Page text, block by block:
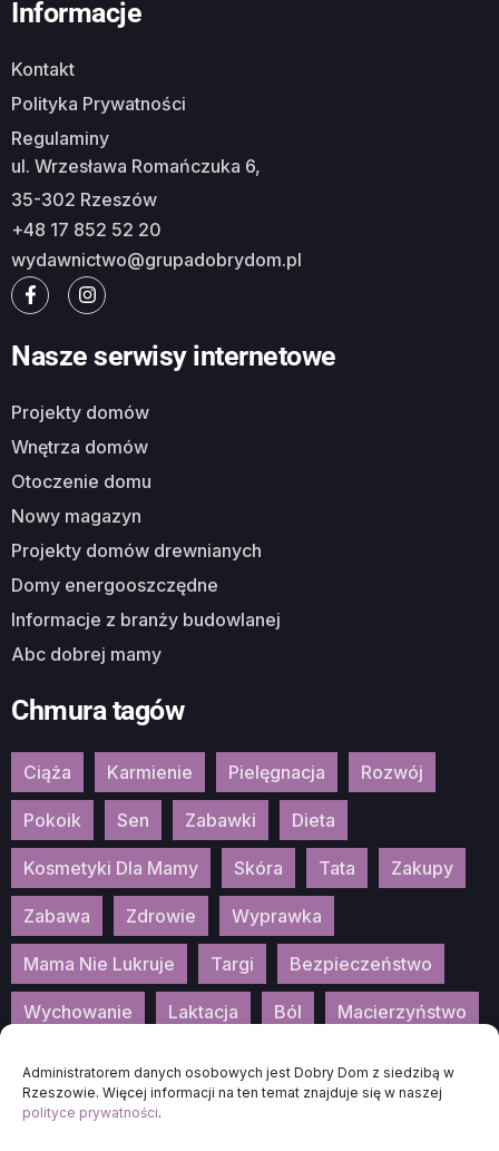
Administratorem danych osobowych jest Dobry Dom z siedzibą w
Rzeszowie. Więcej informacji na ten temat znajduje się w naszej
polityce prywatności.
Informacje
Kontakt
Polityka Prywatności
Regulaminy
ul. Wrzesława Romańczuka 6,
35-302 Rzeszów
+48 17 852 52 20
wydawnictwo@grupadobrydom.pl
Nasze serwisy internetowe
Projekty domów
Wnętrza domów
Otoczenie domu
Nowy magazyn
Projekty domów drewnianych
Domy energooszczędne
Informacje z branży budowlanej
Abc dobrej mamy
Chmura tagów
Ciąża Karmienie Pielęgnacja Rozwój
Pokoik Sen Zabawki Dieta
Kosmetyki Dla Mamy Skóra Tata Zakupy
Zabawa Zdrowie Wyprawka
Mama Nie Lukruje Targi Bezpieczeństwo
Wychowanie Laktacja Ból Macierzyństwo